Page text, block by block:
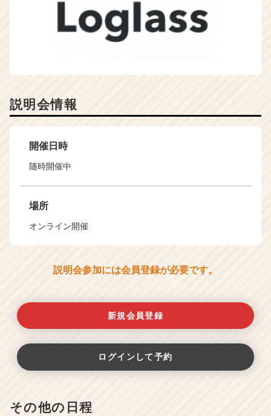
説明会情報
開催日時
随時開催中
場所
オンライン開催
説明会参加には会員登録が必要です。
新規会員登録
ログインして予約
その他の日程